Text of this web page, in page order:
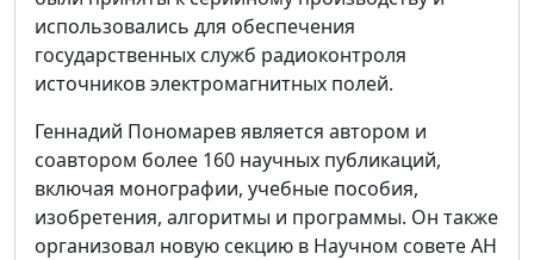
использовались для обеспечения
государственных служб радиоконтроля
источников электромагнитных полей.
Геннадий Пономарев является автором и
соавтором более 160 научных публикаций,
включая монографии, учебные пособия,
изобретения, алгоритмы и программы. Он также
организовал новую секцию в Научном совете АН